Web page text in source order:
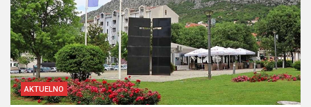
AKTUELNO